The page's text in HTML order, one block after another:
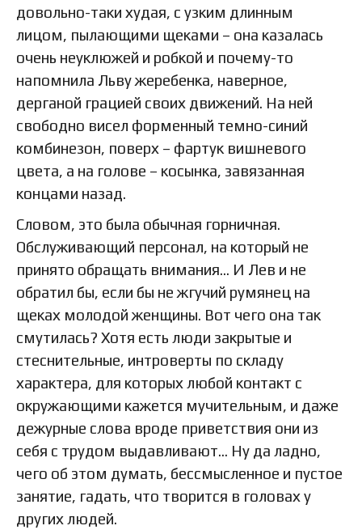
довольно-таки худая, с узким длинным
лицом, пылающими щеками – она казалась
очень неуклюжей и робкой и почему-то
напомнила Льву жеребенка, наверное,
дерганой грацией своих движений. На ней
свободно висел форменный темно-синий
комбинезон, поверх – фартук вишневого
цвета, а на голове – косынка, завязанная
концами назад.
Словом, это была обычная горничная.
Обслуживающий персонал, на который не
принято обращать внимания… И Лев и не
обратил бы, если бы не жгучий румянец на
щеках молодой женщины. Вот чего она так
смутилась? Хотя есть люди закрытые и
стеснительные, интроверты по складу
характера, для которых любой контакт с
окружающими кажется мучительным, и даже
дежурные слова вроде приветствия они из
себя с трудом выдавливают… Ну да ладно,
чего об этом думать, бессмысленное и пустое
занятие, гадать, что творится в головах у
других людей.